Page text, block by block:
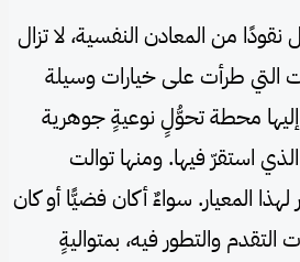
من المعادن النفسية، لا تزال
التي طرأت على خيارات وسيلة
إليها محطة تحوُّلٍ نوعيةٍ جوهرية
استقرّ فيها. ومنها توالت
المعيار. سواءٌ أكان فضيًّا أو كان
والتطور فيه، بمتواليةٍ